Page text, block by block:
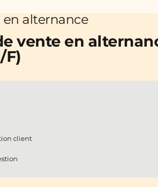
en alternance
vente en
F)
client